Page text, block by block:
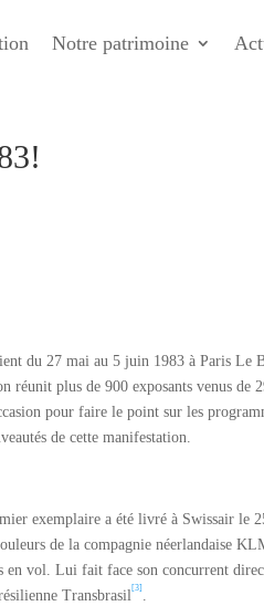
Notre patrimoine
du 27 mai au 5 juin 1983 à Paris Le
plus de 900 exposants venus de
pour faire le point sur les
de cette manifestation.
exemplaire a été livré à Swissair le
de la compagnie néerlandaise
en vol. Lui fait face son concurrent
Transbrasil[3] .